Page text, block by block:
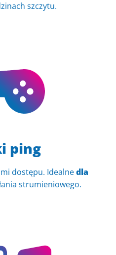
szczytu.
ping
dostępu. Idealnedla
strumieniowego.